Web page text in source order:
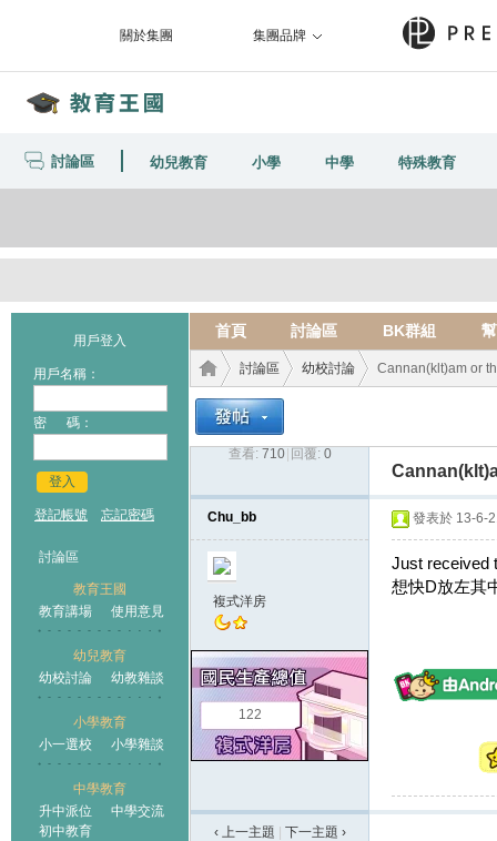
關於集團 集團品牌
討論區 幼兒教育 小學 中學 特殊教育
用戶登入
用戶名稱：
密 碼：
登入
登記帳號 忘記密碼
討論區
教育王國
教育講場
使用意見
幼兒教育
幼校討論
幼教雜談
小學教育
小一選校
小學雜談
中學教育
升中派位
中學交流
初中教育
首頁 討論區 BK群組
王國
討論區
›
幼校討論 Cannan(klt)am or
查看: 710 回覆: 0
Chu_bb
複式洋房
122
發表於 13-6-
Just received
想快D放左其
‹ 上一主題 下一主題 ›